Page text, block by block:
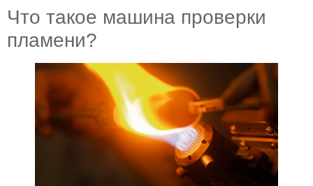
Что такое машина проверки
пламени?